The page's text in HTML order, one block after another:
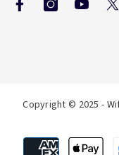
Copyright © 2025 -